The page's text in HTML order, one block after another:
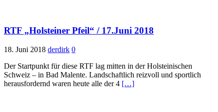
RTF „Holsteiner Pfeil“ / 17.Juni 2018
18. Juni 2018 derdirk 0
Der Startpunkt für diese RTF lag mitten in der Holsteinischen
Schweiz – in Bad Malente. Landschaftlich reizvoll und sportlich
herausfordernd waren heute alle der 4 […]